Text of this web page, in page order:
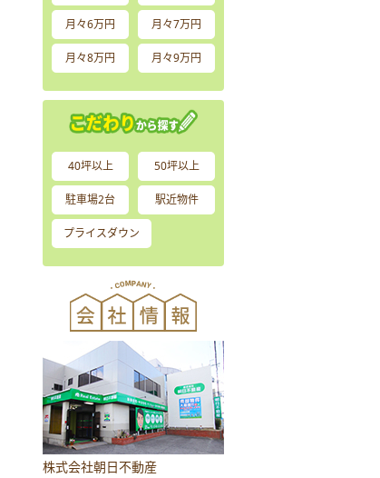
月々6万円 月々7万円
月々8万円 月々9万円
40坪以上 50坪以上
駐車場2台 駅近物件
プライスダウン
株式会社朝日不動産